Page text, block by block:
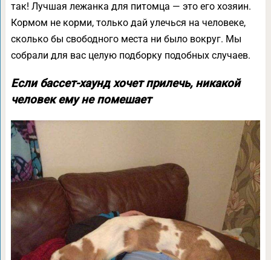
так! Лучшая лежанка для питомца — это его хозяин.
Кормом не корми, только дай улечься на человеке,
сколько бы свободного места ни было вокруг. Мы
собрали для вас целую подборку подобных случаев.
Если бассет-хаунд хочет прилечь, никакой
человек ему не помешает